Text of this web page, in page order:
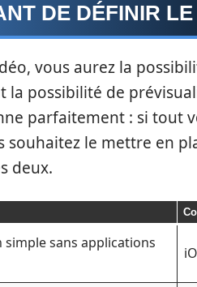
DE DÉFINIR LE
vous aurez la
possibilité de
parfaitement : si tout
le mettre en
deux.
simple sans applications